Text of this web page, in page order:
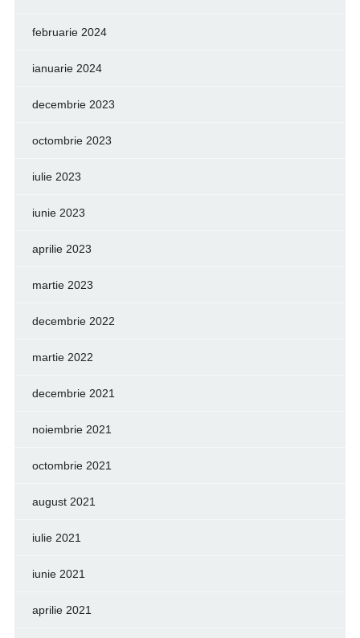
februarie 2024
ianuarie 2024
decembrie 2023
octombrie 2023
iulie 2023
iunie 2023
aprilie 2023
martie 2023
decembrie 2022
martie 2022
decembrie 2021
noiembrie 2021
octombrie 2021
august 2021
iulie 2021
iunie 2021
aprilie 2021